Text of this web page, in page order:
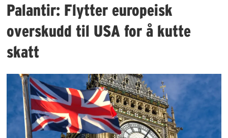
Palantir: Flytter europeisk
overskudd til USA for å kutte
skatt